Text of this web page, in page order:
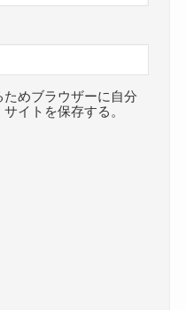
めブラウザーに自分
イトを保存する。